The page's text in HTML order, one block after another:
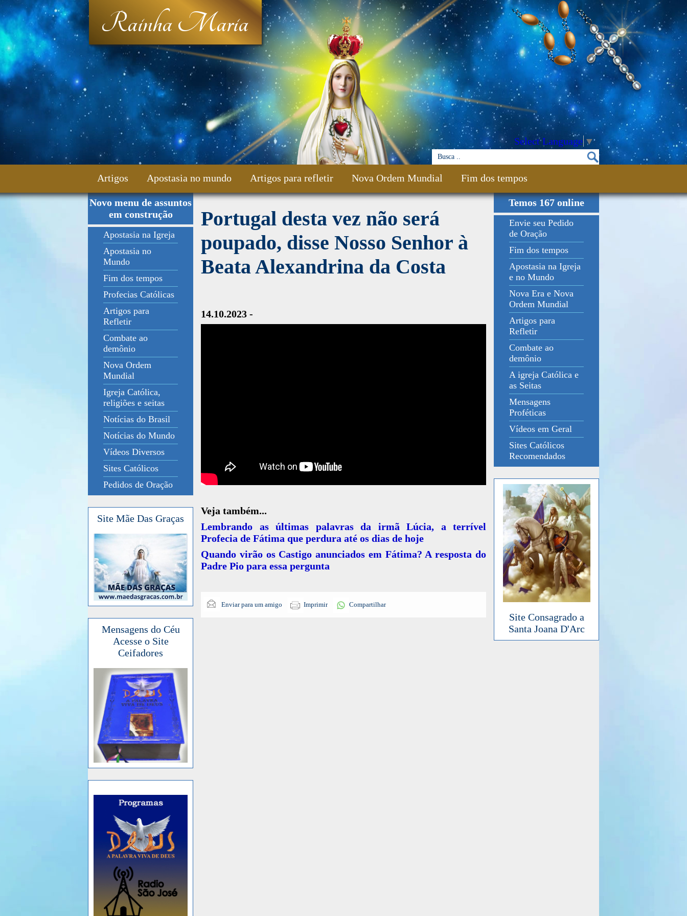
Rainha Maria
Select Language ▼
Artigos Apostasia no mundo Artigos para refletir Nova Ordem Mundial Fim dos tempos
Fale Conosco
Novo menu de assuntos
em construção
Apostasia na Igreja
Apostasia no
Mundo
Fim dos tempos
Profecias Católicas
Artigos para
Refletir
Combate ao
demônio
Nova Ordem
Mundial
Igreja Católica,
religiões e seitas
Notícias do Brasil
Notícias do Mundo
Vídeos Diversos
Sites Católicos
Pedidos de Oração
Site Mãe Das Graças
Mensagens do Céu
Acesse o Site
Ceifadores
Portugal desta vez não será
poupado, disse Nosso Senhor à
Beata Alexandrina da Costa
14.10.2023 -
Veja também...
Lembrando as últimas palavras da irmã Lúcia, a terrível
Profecia de Fátima que perdura até os dias de hoje
Quando virão os Castigo anunciados em Fátima? A resposta do
Padre Pio para essa pergunta
Enviar para um amigo Imprimir Compartilhar
Temos 167 online
Envie seu Pedido
de Oração
Fim dos tempos
Apostasia na Igreja
e no Mundo
Nova Era e Nova
Ordem Mundial
Artigos para
Refletir
Combate ao
demônio
A igreja Católica e
as Seitas
Mensagens
Proféticas
Vídeos em Geral
Sites Católicos
Recomendados
Site Consagrado a
Santa Joana D'Arc